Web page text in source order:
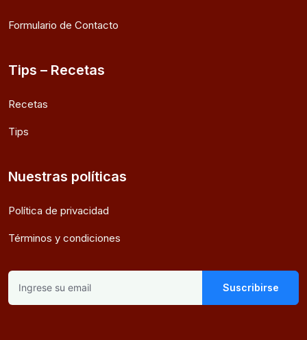
Formulario de Contacto
Tips – Recetas
Recetas
Tips
Nuestras políticas
Política de privacidad
Términos y condiciones
Suscribirse